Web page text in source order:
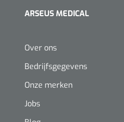
ARSEUS MEDICAL
Over ons
Bedrijfsgegevens
Onze merken
Jobs